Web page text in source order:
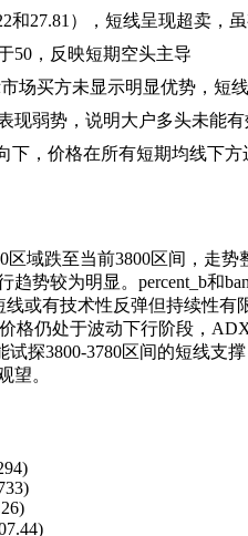
和27.81），短线呈现超卖，
50，反映短期空头主导
场买方未显示明显优势，短
现弱势，说明大户多头未能
下，价格在所有短期均线下
区域跌至当前3800区间，走
势较为明显。percent_b和
或有技术性反弹但持续性
格仍处于波动下行阶段，
探3800-3780区间的短线
望。